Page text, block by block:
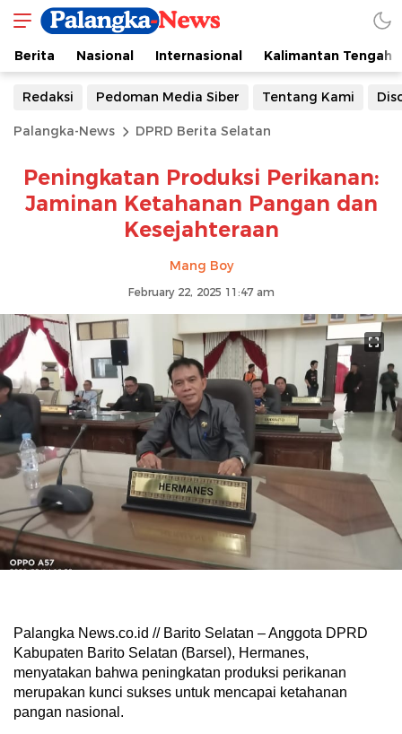
Berita Nasional Internasional Kalimantan Tengah
Redaksi Pedoman Media Siber Tentang Kami
Palangka-News DPRD Berita Selatan
Peningkatan Produksi Perikanan:
Jaminan Ketahanan Pangan dan
Kesejahteraan
Mang Boy
February 22, 2025 11:47 am
Palangka News.co.id // Barito Selatan – Anggota DPRD
Kabupaten Barito Selatan (Barsel), Hermanes,
menyatakan bahwa peningkatan produksi perikanan
merupakan kunci sukses untuk mencapai ketahanan
pangan nasional.